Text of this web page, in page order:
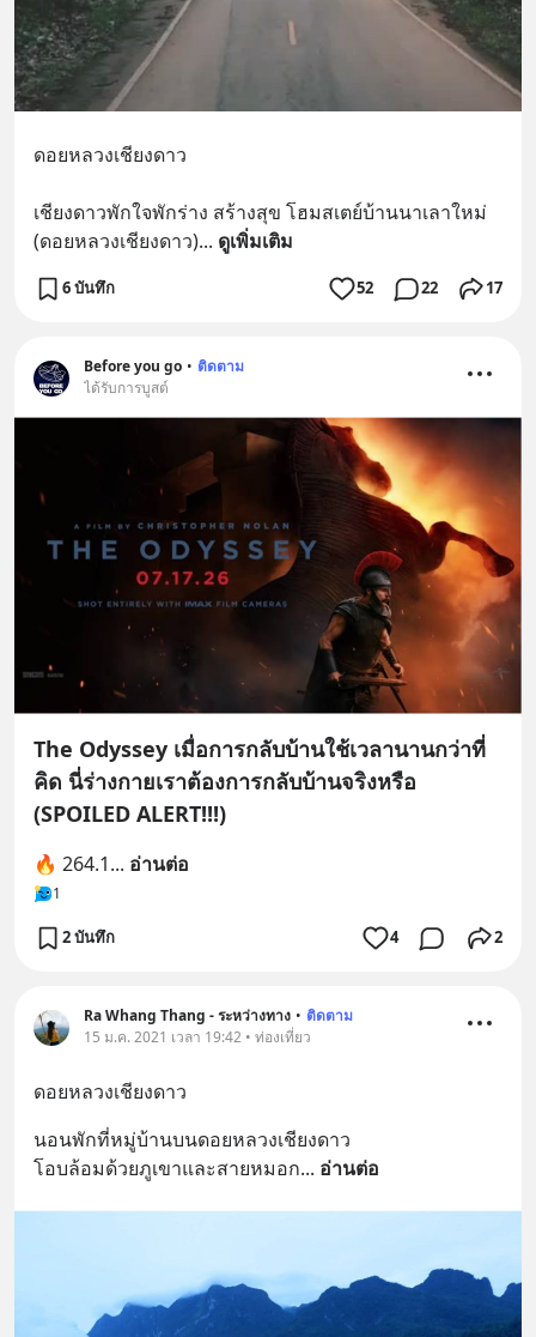
ดอยหลวงเชียงดาว
เชียงดาวพักใจพักร่าง สร้างสุข โฮมสเตย์บ้านนาเลาใหม่
(ดอยหลวงเชียงดาว)... ดูเพิ่มเติม
6 บันทึก 52 22 17
Before you go • ติดตาม
ได้รับการบูสต์
The Odyssey เมื่อการกลับบ้านใช้เวลานานกว่าที่
คิด นี่ร่างกายเราต้องการกลับบ้านจริงหรือ
(SPOILED ALERT!!!)
🔥 264.1... อ่านต่อ
1
2 บันทึก 4 2
Ra Whang Thang - ระหว่างทาง • ติดตาม
15 ม.ค. 2021 เวลา 19:42 • ท่องเที่ยว
ดอยหลวงเชียงดาว
นอนพักที่หมู่บ้านบนดอยหลวงเชียงดาว
โอบล้อมด้วยภูเขาและสายหมอก... อ่านต่อ